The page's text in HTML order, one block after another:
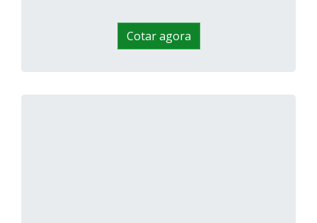
Cotar agora